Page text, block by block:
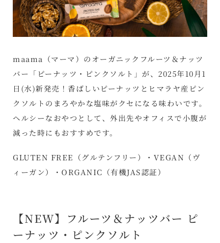
maama（マーマ）のオーガニックフルーツ＆ナッツ
バー「ピーナッツ・ピンクソルト」が、2025年10月1
日(水)新発売！香ばしいピーナッツとヒマラヤ産ピン
クソルトのまろやかな塩味がクセになる味わいです。
ヘルシーなおやつとして、外出先やオフィスで小腹が
減った時にもおすすめです。
GLUTEN FREE（グルテンフリー）・VEGAN（ヴ
ィーガン）・ORGANIC（有機JAS認証）
【NEW】フルーツ＆ナッツバー ピ
ーナッツ・ピンクソルト